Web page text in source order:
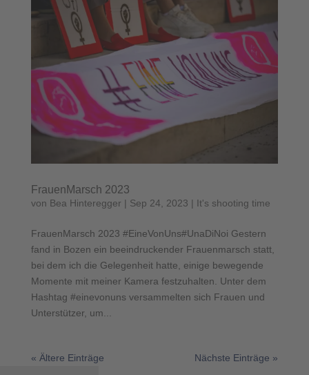
FrauenMarsch 2023
von Bea Hinteregger | Sep 24, 2023 | It's shooting time
FrauenMarsch 2023 #EineVonUns#UnaDiNoi Gestern
fand in Bozen ein beeindruckender Frauenmarsch statt,
bei dem ich die Gelegenheit hatte, einige bewegende
Momente mit meiner Kamera festzuhalten. Unter dem
Hashtag #einevonuns versammelten sich Frauen und
Unterstützer, um...
« Ältere Einträge Nächste Einträge »